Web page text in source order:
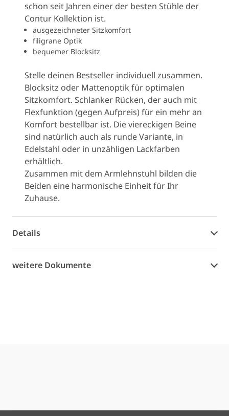
schon seit Jahren einer der besten Stühle der
Contur Kollektion ist.
ausgezeichneter Sitzkomfort
filigrane Optik
bequemer Blocksitz
Stelle deinen Bestseller individuell zusammen.
Blocksitz oder Mattenoptik für optimalen
Sitzkomfort. Schlanker Rücken, der auch mit
Flexfunktion (gegen Aufpreis) für ein mehr an
Komfort bestellbar ist. Die viereckigen Beine
sind natürlich auch als runde Variante, in
Edelstahl oder in unzähligen Lackfarben
erhältlich.
Zusammen mit dem Armlehnstuhl bilden die
Beiden eine harmonische Einheit für Ihr
Zuhause.
Details
weitere Dokumente